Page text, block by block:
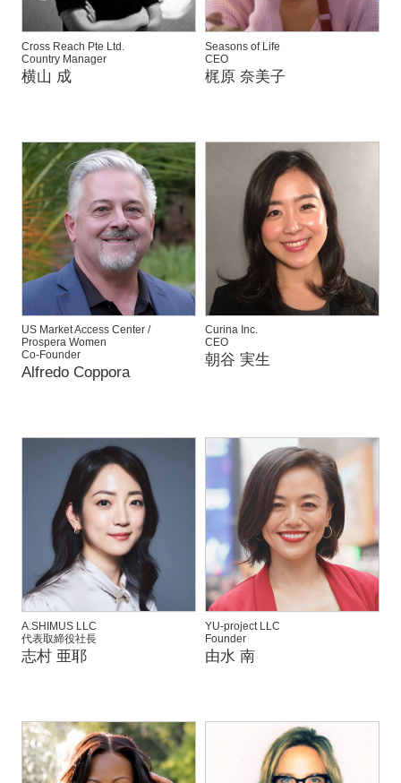
Cross Reach Pte Ltd.
Country Manager
横山 成
Seasons of Life
CEO
梶原 奈美子
US Market Access Center /
Prospera Women
Co-Founder
Alfredo Coppora
Curina Inc.
CEO
朝谷 実生
A.SHIMUS LLC
代表取締役社長
志村 亜耶
YU-project LLC
Founder
由水 南